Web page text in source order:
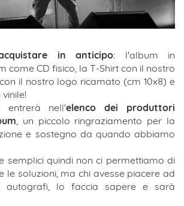
in anticipo: l'album in
come CD fisico, la T-Shirt con il nostro
il nostro logo ricamato (cm 10x8) e
entrerà nell'elenco dei produttori
, un piccolo ringraziamento per la
e sostegno da quando abbiamo
semplici quindi non ci permettiamo di
le soluzioni, ma chi avesse piacere ad
autografi, lo faccia sapere e sarà